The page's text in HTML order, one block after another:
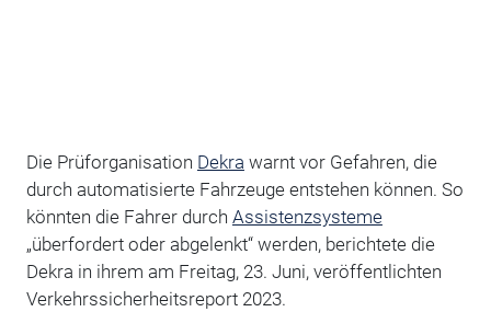
Die Prüforganisation Dekra warnt vor Gefahren, die
durch automatisierte Fahrzeuge entstehen können. So
könnten die Fahrer durch Assistenzsysteme
„überfordert oder abgelenkt“ werden, berichtete die
Dekra in ihrem am Freitag, 23. Juni, veröffentlichten
Verkehrssicherheitsreport 2023.